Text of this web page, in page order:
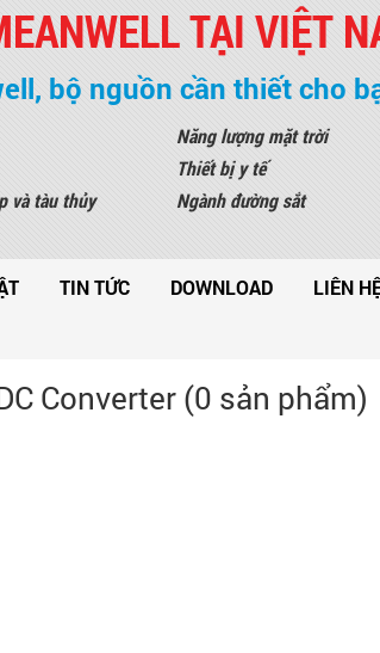
TẠI VIỆT
bộ nguồn cần thiết cho
và tàu thủy
Năng lượng mặt trời
Thiết bị y tế
Ngành đường sắt
TIN TỨC DOWNLOAD LIÊN
Converter (0 sản phẩm)